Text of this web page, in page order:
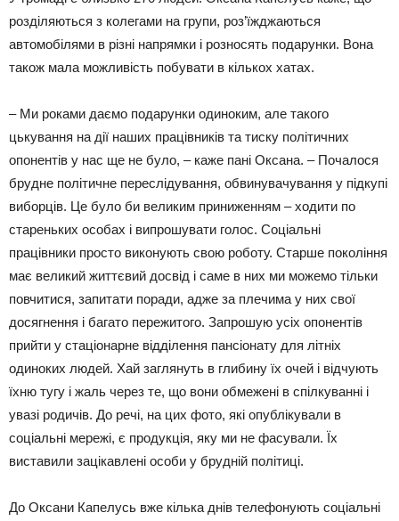
розділяються з колегами на групи, роз’їжджаються
автомобілями в різні напрямки і розносять подарунки. Вона
також мала можливість побувати в кількох хатах.
– Ми роками даємо подарунки одиноким, але такого
цькування на дії наших працівників та тиску політичних
опонентів у нас ще не було, – каже пані Оксана. – Почалося
брудне політичне переслідування, обвинувачування у підкупі
виборців. Це було би великим приниженням – ходити по
стареньких особах і випрошувати голос. Соціальні
працівники просто виконують свою роботу. Старше покоління
має великий життєвий досвід і саме в них ми можемо тільки
повчитися, запитати поради, адже за плечима у них свої
досягнення і багато пережитого. Запрошую усіх опонентів
прийти у стаціонарне відділення пансіонату для літніх
одиноких людей. Хай заглянуть в глибину їх очей і відчують
їхню тугу і жаль через те, що вони обмежені в спілкуванні і
увазі родичів. До речі, на цих фото, які опублікували в
соціальні мережі, є продукція, яку ми не фасували. Їх
виставили зацікавлені особи у брудній політиці.
До Оксани Капелусь вже кілька днів телефонують соціальні